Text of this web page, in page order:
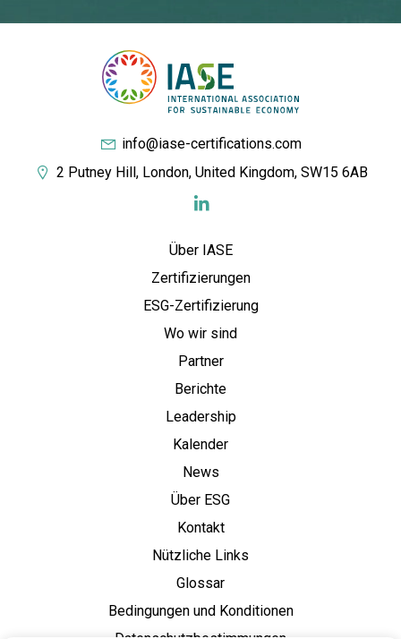
info@iase-certifications.com
2 Putney Hill, London, United Kingdom, SW15 6AB
Über IASE
Zertifizierungen
ESG-Zertifizierung
Wo wir sind
Partner
Berichte
Leadership
Kalender
News
Über ESG
Kontakt
Nützliche Links
Glossar
Bedingungen und Konditionen